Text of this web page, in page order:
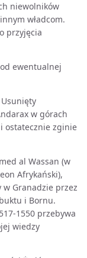
niewolników
władcom.
przyjęcia
ewentualnej
w górach
ostatecznie zginie
al Wassan (w
Afrykański),
Granadzie przez
i Bornu.
1550 przebywa
wiedzy